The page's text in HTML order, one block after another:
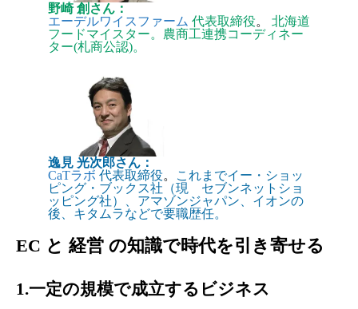
野崎 創さん ：
エーデルワイスファーム 代表取締役。 北海道
フードマイスター。農商工連携コーディネー
ター(札商公認)。
逸見 光次郎さん ：
CaTラボ 代表取締役。
これまでイー・ショッ
ピング・ブックス社（現 セブンネットショ
ッピング社）、アマゾンジャパン、イオンの
後、キタムラなどで要職歴任。
EC と 経営 の知識で時代を引き寄せる
1.一定の規模で成立するビジネス